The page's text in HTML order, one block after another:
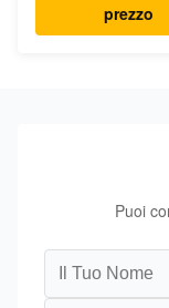
prezzo
Puoi